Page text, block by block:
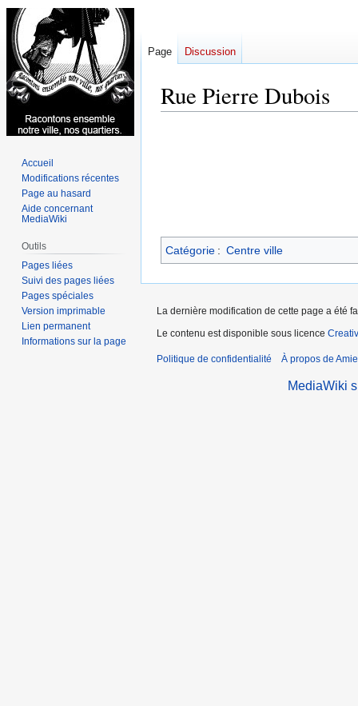
Rue Pierre Dubois
Catégorie : Centre ville
Page Discussion
Accueil
Modifications récentes
Page au hasard
Aide concernant
MediaWiki
Outils
Pages liées
Suivi des pages liées
Pages spéciales
Version imprimable
Lien permanent
Informations sur la page
La dernière modification de cette page a été
Le contenu est disponible sous licence
Politique de confidentialité À propos de
MediaWiki